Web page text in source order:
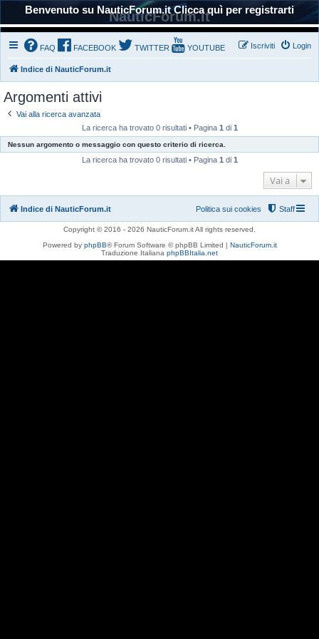
Benvenuto su NauticForum.it Clicca quì per registrarti
NauticForum.it
FAQ FACEBOOK TWITTER YOUTUBE Login
Iscriviti
Indice di NauticForum.it
Argomenti attivi
Vai alla ricerca avanzata
La ricerca ha trovato 0 risultati • Pagina 1 di 1
Nessun argomento o messaggio con questo criterio di ricerca.
La ricerca ha trovato 0 risultati • Pagina 1 di 1
Vai a
Indice di NauticForum.it Staff
Politica sui cookies
Copyright © 2016 - 2026 NauticForum.it All rights reserved.
Powered by phpBB® Forum Software © phpBB Limited | NauticForum.it
Traduzione Italiana phpBBItalia.net